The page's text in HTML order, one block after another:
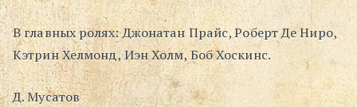
В главных ролях: Джонатан Прайс, Роберт Де Ниро,
Кэтрин Хелмонд, Иэн Холм, Боб Хоскинс.
Д. Мусатов